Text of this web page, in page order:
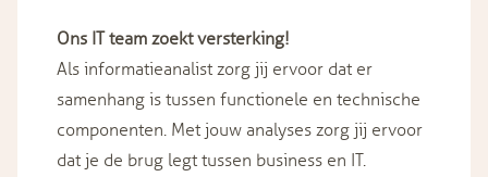
Ons IT team zoekt versterking!
Als informatieanalist zorg jij ervoor dat er
samenhang is tussen functionele en technische
componenten. Met jouw analyses zorg jij ervoor
dat je de brug legt tussen business en IT.